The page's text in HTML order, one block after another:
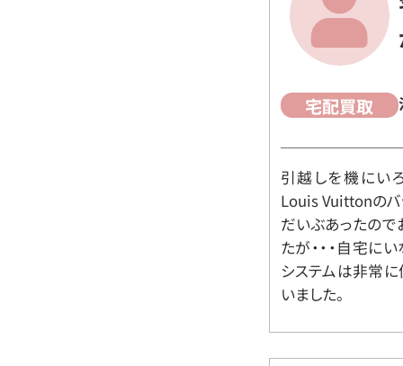
宅配買取
引越しを機にい
Louis Vuittonのバ
だいぶあったので
たが・・・自宅に
システムは非常に
いました。